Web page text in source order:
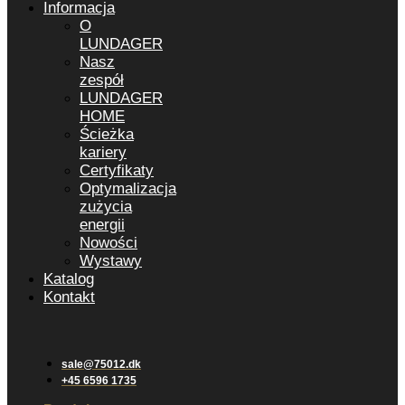
Informacja
O
LUNDAGER
Nasz
zespół
LUNDAGER
HOME
Ścieżka
kariery
Certyfikaty
Optymalizacja
zużycia
energii
Nowości
Wystawy
Katalog
Kontakt
sale@75012.dk
+45 6596 1735